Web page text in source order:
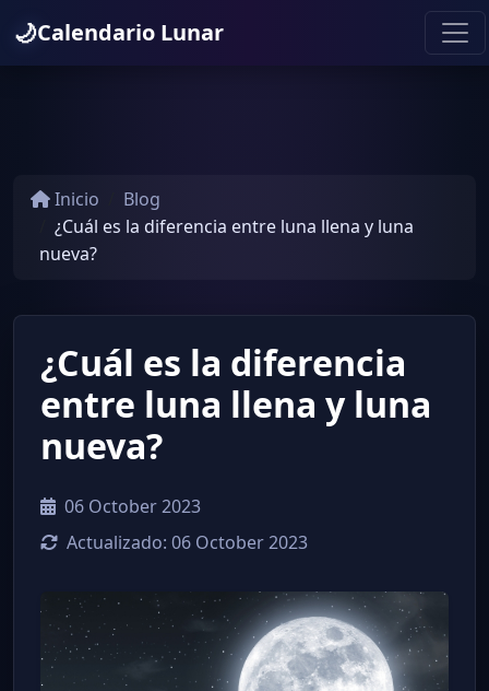
🌙Calendario Lunar
Inicio
Blog
¿Cuál es la diferencia entre luna llena y luna
nueva?
¿Cuál es la diferencia
entre luna llena y luna
nueva?
06 October 2023
Actualizado: 06 October 2023